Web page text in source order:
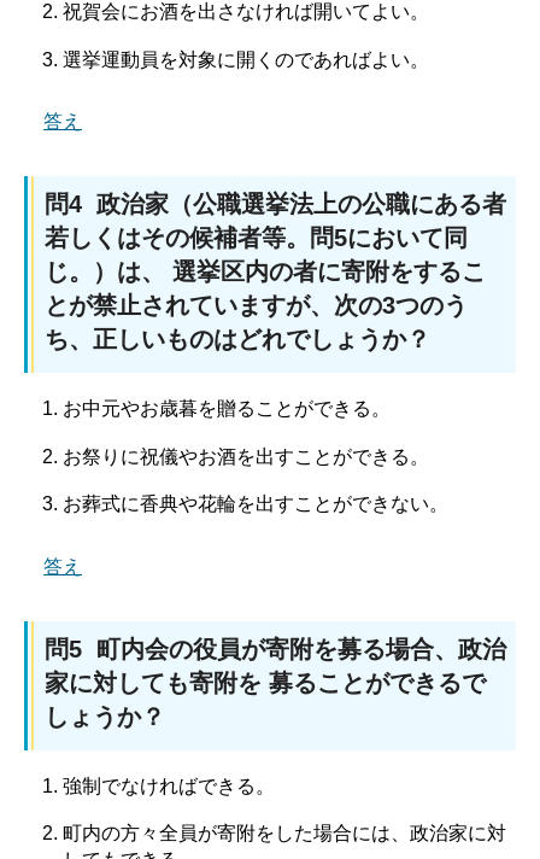
祝賀会にお酒を出さなければ開いてよい。
選挙運動員を対象に開くのであればよい。
答え
問4 政治家（公職選挙法上の公職にある者
若しくはその候補者等。問5において同
じ。）は、 選挙区内の者に寄附をするこ
とが禁止されていますが、次の3つのう
ち、正しいものはどれでしょうか？
お中元やお歳暮を贈ることができる。
お祭りに祝儀やお酒を出すことができる。
お葬式に香典や花輪を出すことができない。
答え
問5 町内会の役員が寄附を募る場合、政治
家に対しても寄附を 募ることができるで
しょうか？
強制でなければできる。
町内の方々全員が寄附をした場合には、政治家に対